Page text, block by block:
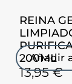
REINA
200ML
13,95€
Añadir